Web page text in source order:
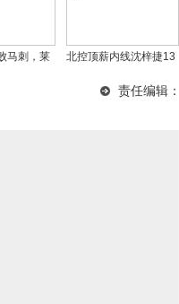
马刺，莱
北控顶薪内线沈梓捷13
如“诈骗犯”引关注
责任编辑：